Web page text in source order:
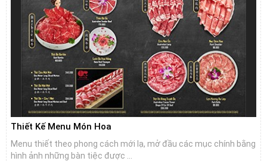
Thiết Kế Menu Món Hoa
Menu thiết theo phong cách mới lạ, mở đầu các mục chính bằng
hình ảnh những bàn tiệc được ...